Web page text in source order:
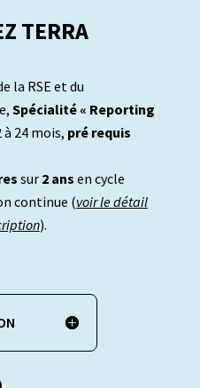
TERRA
la RSE et du
Spécialité « Reporting
à 24 mois, pré requis
sur 2 ans en cycle
continue (voir le détail
).